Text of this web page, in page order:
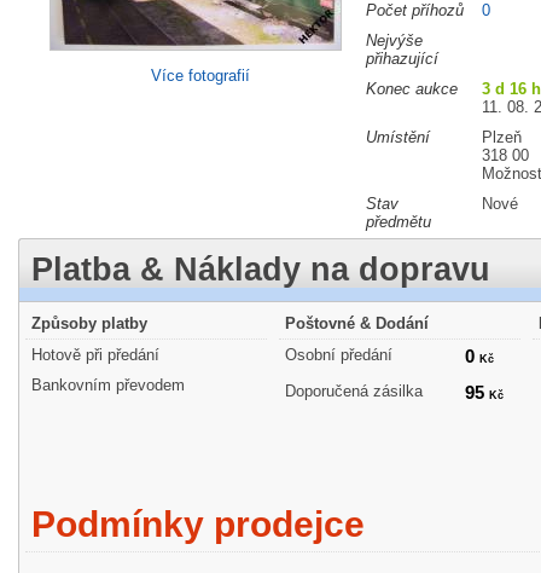
Více fotografií
Počet příhozů
0
Nejvýše
přihazující
Konec aukce
3 d 16
11. 08.
Umístění
Plzeň
318 00
Stav
předmětu
Nové
Platba & Náklady na dopravu
Způsoby platby
Hotově při předání
Bankovním převodem
Poštovné & Dodání
Osobní předání
0 Kč
Doporučená zásilka 95 Kč
Podmínky prodejce